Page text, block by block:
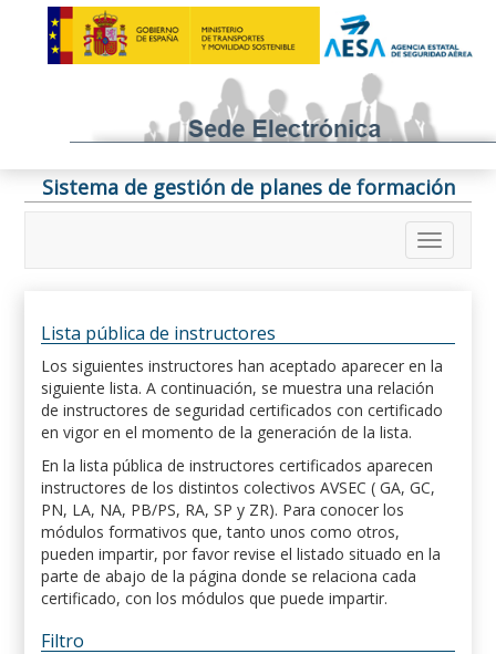
Sistema de gestión de planes de formación
Lista pública de instructores
Los siguientes instructores han aceptado aparecer en la
siguiente lista. A continuación, se muestra una relación
de instructores de seguridad certificados con certificado
en vigor en el momento de la generación de la lista.
En la lista pública de instructores certificados aparecen
instructores de los distintos colectivos AVSEC ( GA, GC,
PN, LA, NA, PB/PS, RA, SP y ZR). Para conocer los
módulos formativos que, tanto unos como otros,
pueden impartir, por favor revise el listado situado en la
parte de abajo de la página donde se relaciona cada
certificado, con los módulos que puede impartir.
Filtro